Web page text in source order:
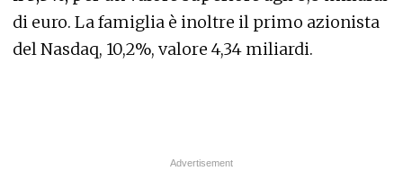
di euro. La famiglia è inoltre il primo azionista
del Nasdaq, 10,2%, valore 4,34 miliardi.